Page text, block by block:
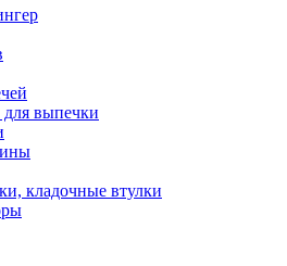
выпечки
кладочные втулки